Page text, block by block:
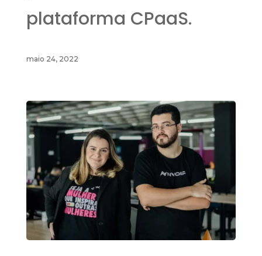
plataforma CPaaS.
maio 24, 2022